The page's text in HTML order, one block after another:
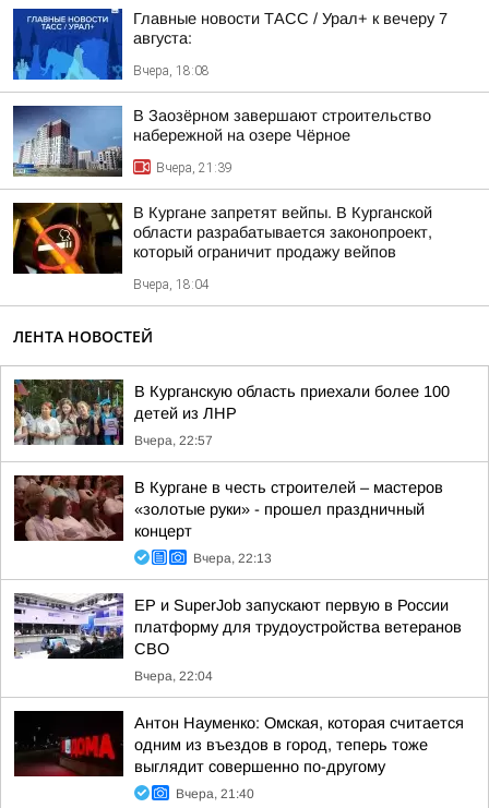
Главные новости ТАСС / Урал+ к вечеру 7
августа:
Вчера, 18:08
В Заозёрном завершают строительство
набережной на озере Чёрное
Вчера, 21:39
В Кургане запретят вейпы. В Курганской
области разрабатывается законопроект,
который ограничит продажу вейпов
Вчера, 18:04
ЛЕНТА НОВОСТЕЙ
В Курганскую область приехали более 100
детей из ЛНР
Вчера, 22:57
В Кургане в честь строителей – мастеров
«золотые руки» - прошел праздничный
концерт
Вчера, 22:13
ЕР и SuperJob запускают первую в России
платформу для трудоустройства ветеранов
СВО
Вчера, 22:04
Антон Науменко: Омская, которая считается
одним из въездов в город, теперь тоже
выглядит совершенно по-другому
Вчера, 21:40